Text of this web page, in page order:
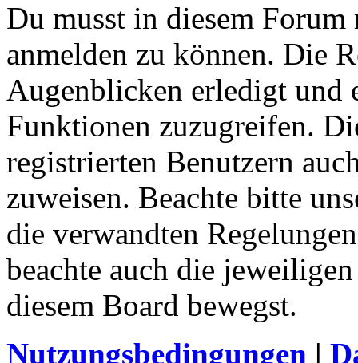
Du musst in diesem
anmelden zu können. Die
Augenblicken erledigt und
Funktionen zuzugreifen.
registrierten Benutzern
zuweisen. Beachte bitte
die verwandten
beachte auch die
diesem Board bewegst.
Nutzungsbedingungen |